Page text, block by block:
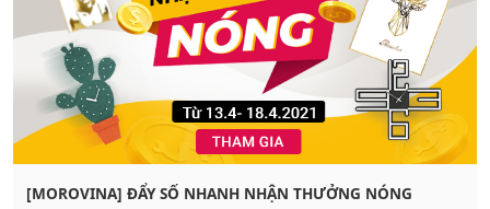
[MOROVINA] ĐẨY SỐ NHANH NHẬN THƯỞNG NÓNG